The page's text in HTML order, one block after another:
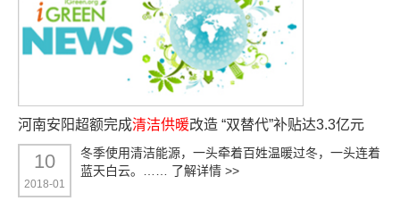
河南安阳超额完成清洁供暖改造 “双替代”补贴达3.3亿元
10
2018-01
冬季使用清洁能源，一头牵着百姓温暖过冬，一头连着
蓝天白云。…… 了解详情 >>